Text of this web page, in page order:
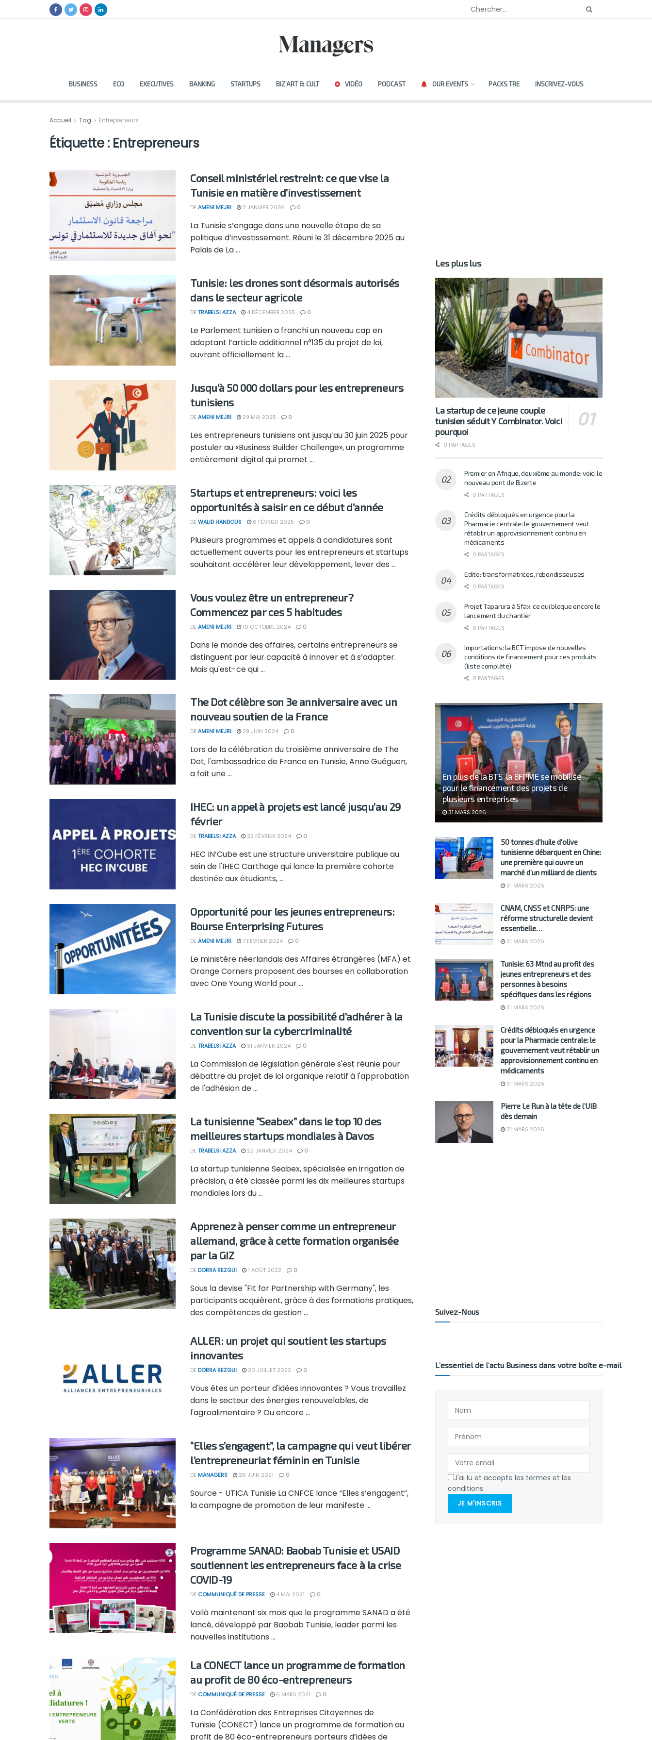
BUSINESS ECO EXECUTIVES BANKING STARTUPS BIZ’ART & CULT VIDÉO PODCAST OUR EVENTS PACKS TRE INSCRIVEZ-VOUS
Accueil Tag Entrepreneurs
Étiquette : Entrepreneurs
Conseil ministériel restreint: ce que vise la
Tunisie en matière d’investissement
DE AMENI MEJRI 2 JANVIER 2026 0
La Tunisie s’engage dans une nouvelle étape de sa
politique d’investissement. Réuni le 31 décembre 2025 au
Palais de La ...
Tunisie: les drones sont désormais autorisés
dans le secteur agricole
DE TRABELSI AZZA 4 DÉCEMBRE 2025 0
Le Parlement tunisien a franchi un nouveau cap en
adoptant l’article additionnel n°135 du projet de loi,
ouvrant officiellement la ...
Jusqu’à 50 000 dollars pour les entrepreneurs
tunisiens
DE AMENI MEJRI 29 MAI 2025 0
Les entrepreneurs tunisiens ont jusqu’au 30 juin 2025 pour
postuler au «Business Builder Challenge», un programme
entièrement digital qui promet ...
Startups et entrepreneurs: voici les
opportunités à saisir en ce début d’année
DE WALID HANDOUS 6 FÉVRIER 2025 0
Plusieurs programmes et appels à candidatures sont
actuellement ouverts pour les entrepreneurs et startups
souhaitant accélérer leur développement, lever des ...
Vous voulez être un entrepreneur?
Commencez par ces 5 habitudes
DE AMENI MEJRI 10 OCTOBRE 2024 0
Dans le monde des affaires, certains entrepreneurs se
distinguent par leur capacité à innover et à s’adapter.
Mais qu'est-ce qui ...
The Dot célèbre son 3e anniversaire avec un
nouveau soutien de la France
DE AMENI MEJRI 29 JUIN 2024 0
Lors de la célébration du troisième anniversaire de The
Dot, l'ambassadrice de France en Tunisie, Anne Guéguen,
a fait une ...
IHEC: un appel à projets est lancé jusqu’au 29
février
DE TRABELSI AZZA 22 FÉVRIER 2024 0
HEC IN’Cube est une structure universitaire publique au
sein de l'IHEC Carthage qui lance la première cohorte
destinée aux étudiants, ...
Opportunité pour les jeunes entrepreneurs:
Bourse Enterprising Futures
DE AMENI MEJRI 7 FÉVRIER 2024 0
Le ministère néerlandais des Affaires étrangères (MFA) et
Orange Corners proposent des bourses en collaboration
avec One Young World pour ...
La Tunisie discute la possibilité d’adhérer à la
convention sur la cybercriminalité
DE TRABELSI AZZA 31 JANVIER 2024 0
La Commission de législation générale s'est réunie pour
débattre du projet de loi organique relatif à l'approbation
de l'adhésion de ...
La tunisienne “Seabex” dans le top 10 des
meilleures startups mondiales à Davos
DE TRABELSI AZZA 22 JANVIER 2024 0
La startup tunisienne Seabex, spécialisée en irrigation de
précision, a été classée parmi les dix meilleures startups
mondiales lors du ...
Apprenez à penser comme un entrepreneur
allemand, grâce à cette formation organisée
par la GIZ
DE DORRA REZGUI 1 AOÛT 2022 0
Sous la devise "Fit for Partnership with Germany", les
participants acquièrent, grâce à des formations pratiques,
des compétences de gestion ...
ALLER: un projet qui soutient les startups
innovantes
DE DORRA REZGUI 20 JUILLET 2022 0
Vous êtes un porteur d'idées innovantes ? Vous travaillez
dans le secteur des énergies renouvelables, de
l'agroalimentaire ? Ou encore ...
“Elles s’engagent”, la campagne qui veut libérer
l’entrepreneuriat féminin en Tunisie
DE MANAGERS 26 JUIN 2021 0
Source - UTICA Tunisie La CNFCE lance “Elles s’engagent”,
la campagne de promotion de leur manifeste ...
Programme SANAD: Baobab Tunisie et USAID
soutiennent les entrepreneurs face à la crise
COVID-19
DE COMMUNIQUÉ DE PRESSE 4 MAI 2021 0
Voilà maintenant six mois que le programme SANAD a été
lancé, développé par Baobab Tunisie, leader parmi les
nouvelles institutions ...
La CONECT lance un programme de formation
au profit de 80 éco-entrepreneurs
DE COMMUNIQUÉ DE PRESSE 6 MARS 2021 0
La Confédération des Entreprises Citoyennes de
Tunisie (CONECT) lance un programme de formation au
profit de 80 éco-entrepreneurs porteurs d’idées de
Les plus lus
La startup de ce jeune couple
tunisien séduit Y Combinator. Voici
pourquoi
0 PARTAGES
Premier en Afrique, deuxième au monde: voici le
nouveau pont de Bizerte
0 PARTAGES
Crédits débloqués en urgence pour la
Pharmacie centrale: le gouvernement veut
rétablir un approvisionnement continu en
médicaments
0 PARTAGES
Edito: transformatrices, rebondisseuses
0 PARTAGES
Projet Taparura à Sfax: ce qui bloque encore le
lancement du chantier
0 PARTAGES
Importations: la BCT impose de nouvelles
conditions de financement pour ces produits
(liste complète)
0 PARTAGES
En plus de la BTS, la BFPME se mobilise
pour le financement des projets de
plusieurs entreprises
31 MARS 2026
50 tonnes d’huile d’olive
tunisienne débarquent en Chine:
une première qui ouvre un
marché d’un milliard de clients
31 MARS 2026
CNAM, CNSS et CNRPS: une
réforme structurelle devient
essentielle…
31 MARS 2026
Tunisie: 63 Mtnd au profit des
jeunes entrepreneurs et des
personnes à besoins
spécifiques dans les régions
31 MARS 2026
Crédits débloqués en urgence
pour la Pharmacie centrale: le
gouvernement veut rétablir un
approvisionnement continu en
médicaments
31 MARS 2026
Pierre Le Run à la tête de l’UIB
dès demain
31 MARS 2026
Suivez-Nous
L’essentiel de l’actu Business dans votre boîte e-mail
J'ai lu et accepte les termes et les
conditions
JE M'INSCRIS